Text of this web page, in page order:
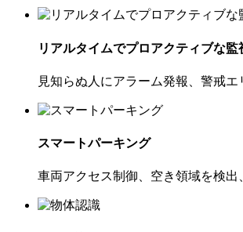
リアルタイムでプロアクティブな監
見知らぬ人にアラーム発報、警戒
スマートパーキング
車両アクセス制御、空き領域を検出